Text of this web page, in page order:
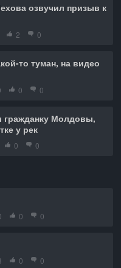
озвучил призыв к
2 0
то туман, на видео
0 0
гражданку Молдовы,
у рек
0 0
0 0
0 0